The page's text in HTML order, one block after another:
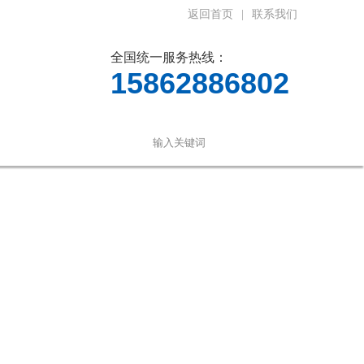
返回首页 联系我们
全国统一服务热线：
15862886802